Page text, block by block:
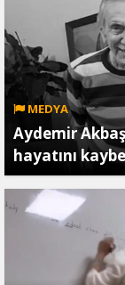
MEDYA
Aydemir
hayatını